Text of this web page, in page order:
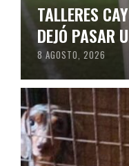
TALLERES
DEJÓ PASAR
8 AGOSTO, 2026